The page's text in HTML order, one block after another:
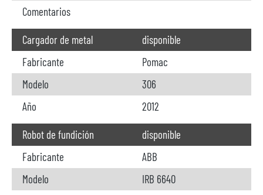
Comentarios
Cargador de metal
disponible
Fabricante
Pomac
Modelo
306
Año
2012
Robot de fundición
disponible
Fabricante
ABB
Modelo
IRB 6640